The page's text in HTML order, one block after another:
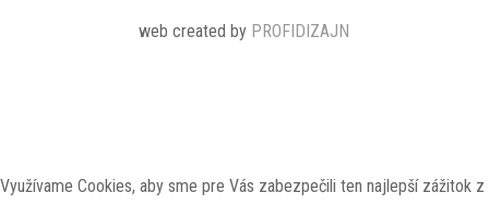
web created by PROFIDIZAJN
Využívame Cookies, aby sme pre Vás zabezpečili ten najlepší zážitok z